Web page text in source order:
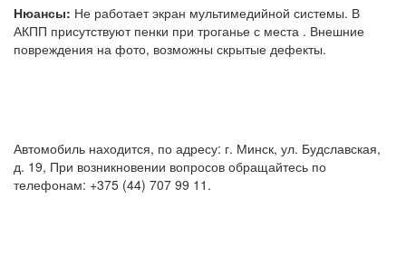
Нюансы: Не работает экран мультимедийной системы. В
АКПП присутствуют пенки при троганье с места . Внешние
повреждения на фото, возможны скрытые дефекты.
Автомобиль находится, по адресу: г. Минск, ул. Будславская,
д. 19, При возникновении вопросов обращайтесь по
телефонам: +375 (44) 707 99 11.